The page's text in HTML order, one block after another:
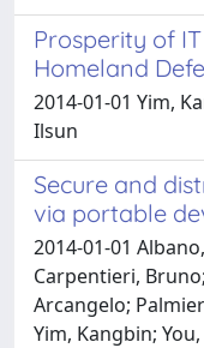
Prosperity of
Homeland
2014-01-01 Yim,
Ilsun
Secure and
via portable
2014-01-01
Carpentieri,
Arcangelo;
Yim, Kangbin;